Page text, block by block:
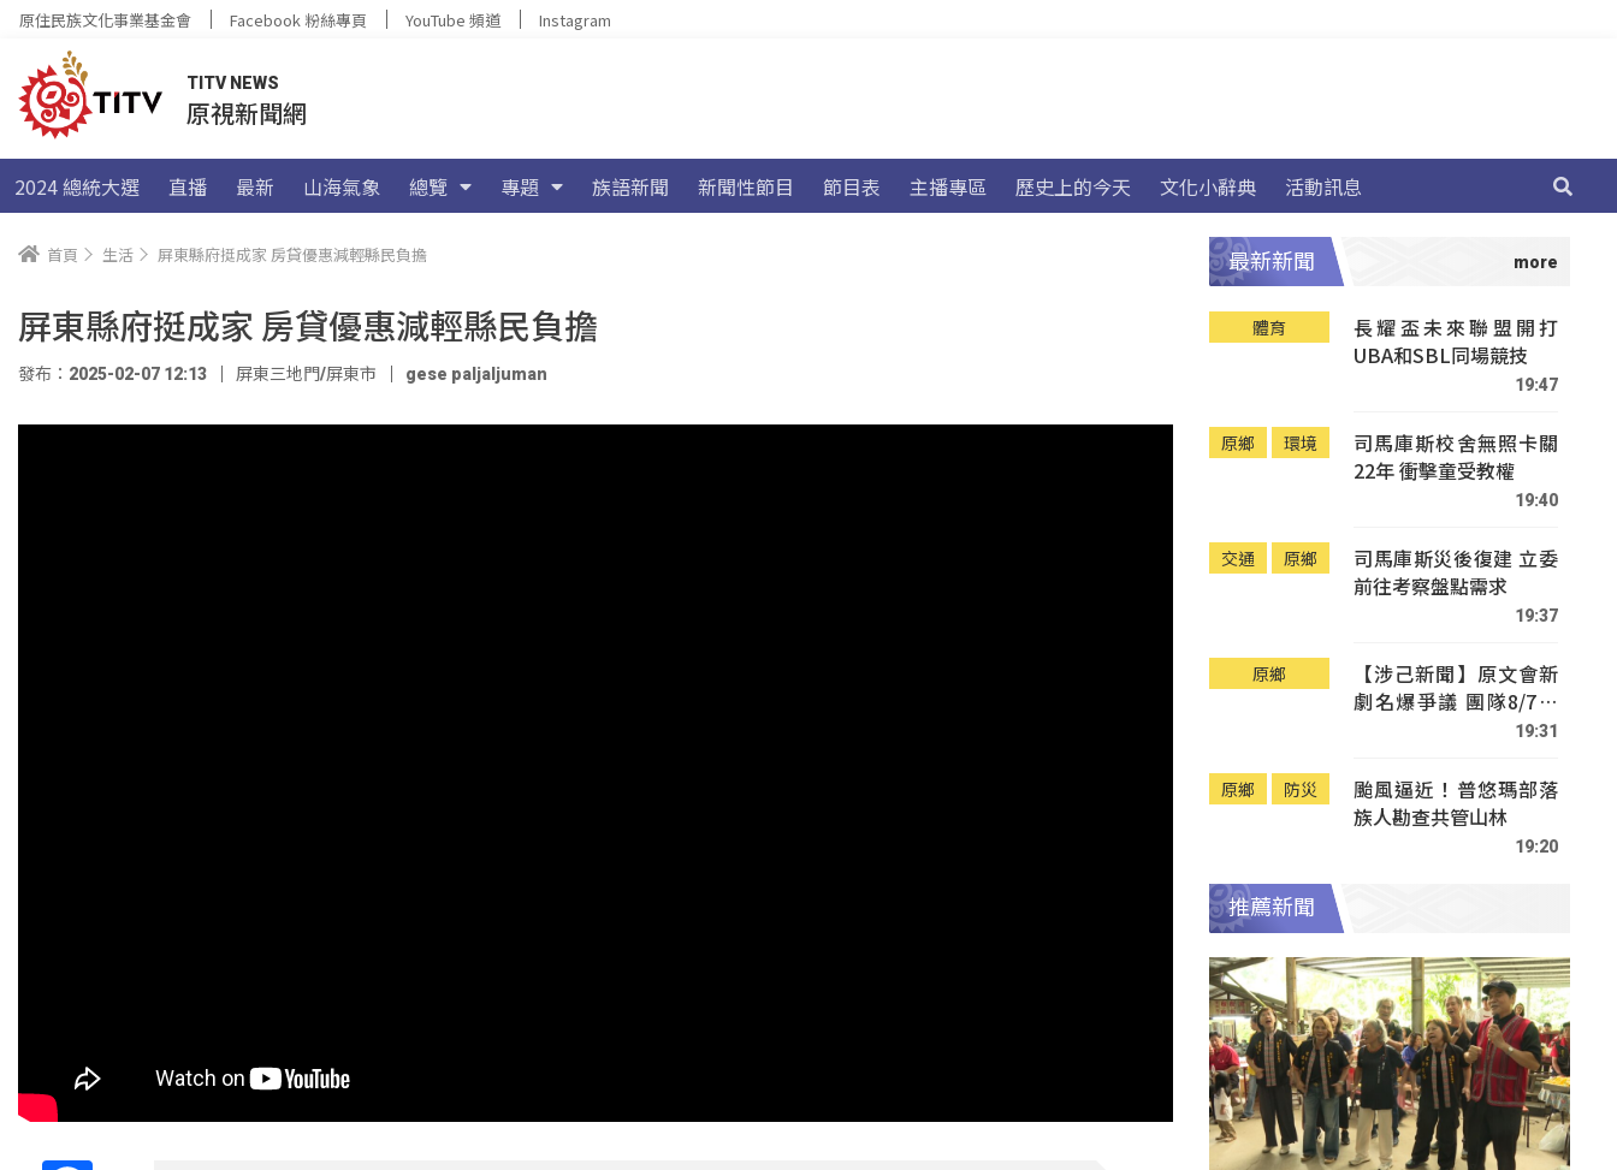
原住民族文化事業基金會 Facebook 粉絲專頁 YouTube 頻道 Instagram
TITV NEWS
原視新聞網
2024 總統大選 直播 最新 山海氣象 總覽 專題 族語新聞 新聞性節目 節目表 主播專區 歷史上的今天 文化小辭典 活動訊息
首頁 生活 屏東縣府挺成家 房貸優惠減輕縣民負擔
屏東縣府挺成家 房貸優惠減輕縣民負擔
發布：2025-02-07 12:13 屏東三地門/屏東市 gese paljaljuman
最新新聞
體育
長耀盃未來聯盟開打
UBA和SBL同場競技
19:47
原鄉 環境
司馬庫斯校舍無照卡關
22年 衝擊童受教權
19:40
交通 原鄉
司馬庫斯災後復建 立委
前往考察盤點需求
19:37
原鄉
【涉己新聞】原文會新
劇名爆爭議 團隊8/7赴
19:31
原鄉 防災
颱風逼近！普悠瑪部落
族人勘查共管山林
19:20
推薦新聞